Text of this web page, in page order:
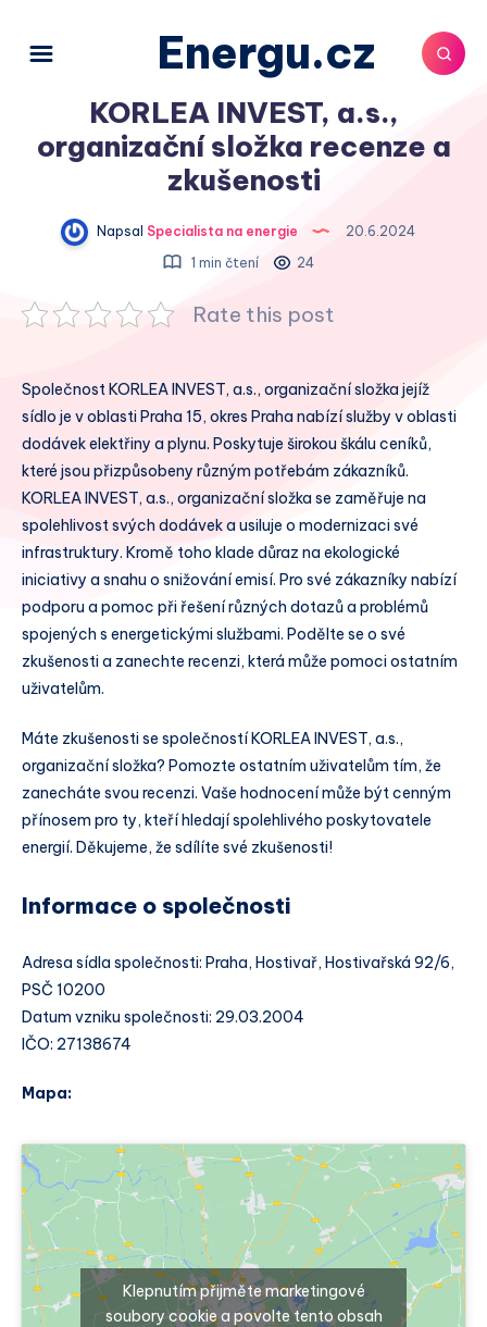
Energu.cz
KORLEA INVEST, a.s.,
organizační složka recenze a
zkušenosti
Napsal Specialista na energie
20.6.2024
1 min čtení
24
Rate this post
Společnost KORLEA INVEST, a.s., organizační složka jejíž
sídlo je v oblasti Praha 15, okres Praha nabízí služby v oblasti
dodávek elektřiny a plynu. Poskytuje širokou škálu ceníků,
které jsou přizpůsobeny různým potřebám zákazníků.
KORLEA INVEST, a.s., organizační složka se zaměřuje na
spolehlivost svých dodávek a usiluje o modernizaci své
infrastruktury. Kromě toho klade důraz na ekologické
iniciativy a snahu o snižování emisí. Pro své zákazníky nabízí
podporu a pomoc při řešení různých dotazů a problémů
spojených s energetickými službami. Podělte se o své
zkušenosti a zanechte recenzi, která může pomoci ostatním
uživatelům.
Máte zkušenosti se společností KORLEA INVEST, a.s.,
organizační složka? Pomozte ostatním uživatelům tím, že
zanecháte svou recenzi. Vaše hodnocení může být cenným
přínosem pro ty, kteří hledají spolehlivého poskytovatele
energií. Děkujeme, že sdílíte své zkušenosti!
Informace o společnosti
Adresa sídla společnosti: Praha, Hostivař, Hostivařská 92/6,
PSČ 10200
Datum vzniku společnosti: 29.03.2004
IČO: 27138674
Mapa:
Klepnutím přijměte marketingové
soubory cookie a povolte tento obsah